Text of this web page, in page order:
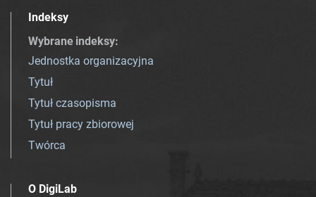
Indeksy
Wybrane indeksy:
Jednostka organizacyjna
Tytuł
Tytuł czasopisma
Tytuł pracy zbiorowej
Twórca
O DigiLab